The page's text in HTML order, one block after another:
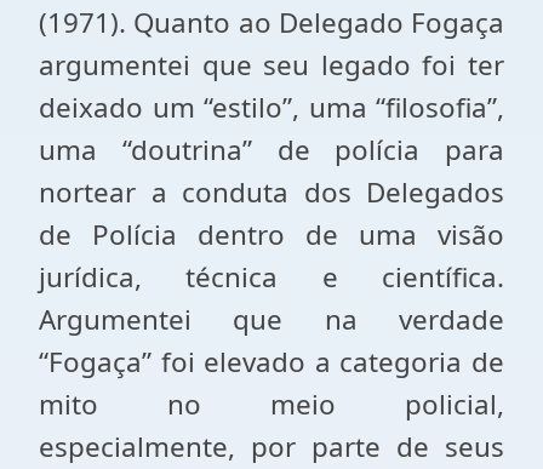
(1971). Quanto ao Delegado Fogaça
argumentei que seu legado foi ter
deixado um “estilo”, uma “filosofia”,
uma “doutrina” de polícia para
nortear a conduta dos Delegados
de Polícia dentro de uma visão
jurídica, técnica e científica.
Argumentei que na verdade
“Fogaça” foi elevado a categoria de
mito no meio policial,
especialmente, por parte de seus